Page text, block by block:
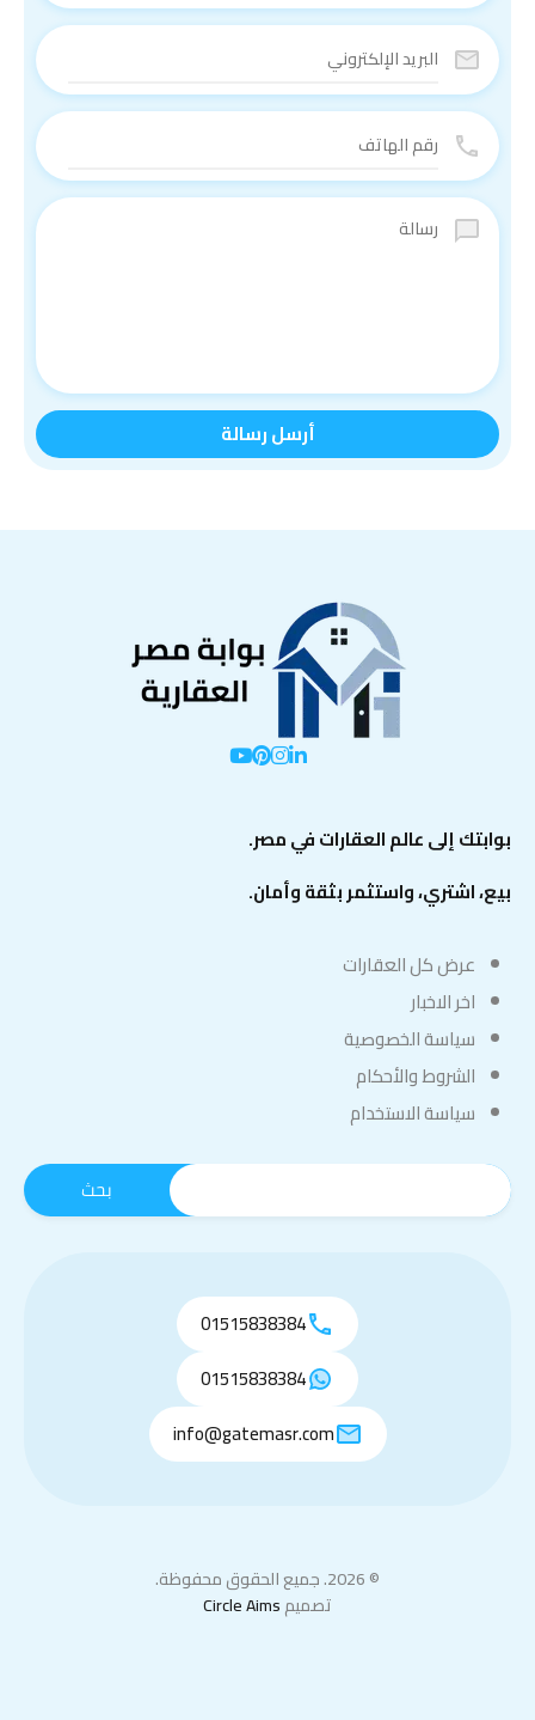
بوابتك إلى عالم العقارات في مصر.
بيع، اشتري، واستثمر بثقة وأمان.
عرض كل العقارات
اخر الاخبار
سياسة الخصوصية
الشروط والأحكام
سياسة الاستخدام
01515838384
01515838384
info@gatemasr.com
© 2026. جميع الحقوق محفوظة.
تصميمCircle Aims